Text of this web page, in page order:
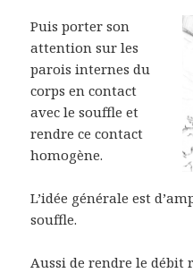
Puis porter son
attention sur les
parois internes du
corps en contact
avec le souffle et
rendre ce contact
homogène.
L’idée générale est
souffle.
Aussi de rendre le